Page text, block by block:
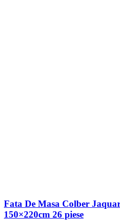
Fata De Masa Colber
150×220cm 26 piese